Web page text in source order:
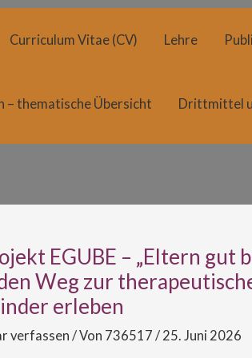
Curriculum Vitae (CV) Lehre
– thematische Übersicht Drittmittel
EGUBE – „Eltern gut
Weg zur
erleben
verfassen/ Von 736517 / 25. Juni 2026